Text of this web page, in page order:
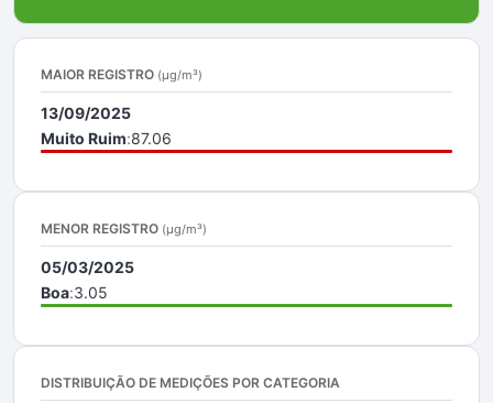
MAIOR REGISTRO (μg/m³)
13/09/2025
Muito Ruim:87.06
MENOR REGISTRO (μg/m³)
05/03/2025
Boa:3.05
DISTRIBUIÇÃO DE MEDIÇÕES POR CATEGORIA